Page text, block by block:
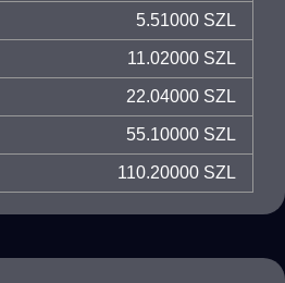
5.51000 SZL
11.02000 SZL
22.04000 SZL
55.10000 SZL
110.20000 SZL